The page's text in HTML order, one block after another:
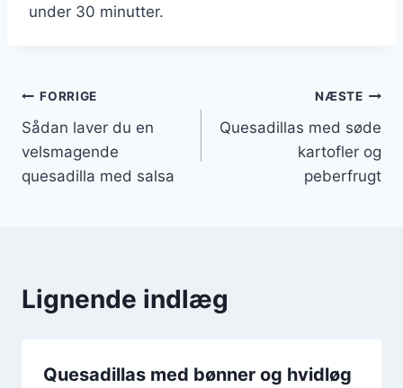
under 30 minutter.
Indlægsnavigation
FORRIGE
Sådan laver du en
velsmagende
quesadilla med salsa
NÆSTE
Quesadillas med søde
kartofler og
peberfrugt
Lignende indlæg
Quesadillas med bønner og hvidløg